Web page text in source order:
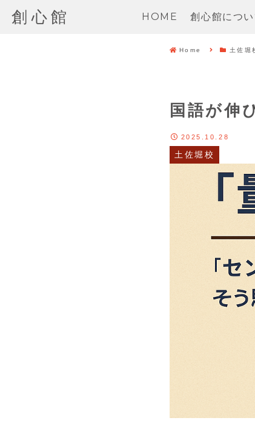
創心館 HOME 創心館につい
Home 土佐堀
国語が伸
土佐堀校
2025.10.28